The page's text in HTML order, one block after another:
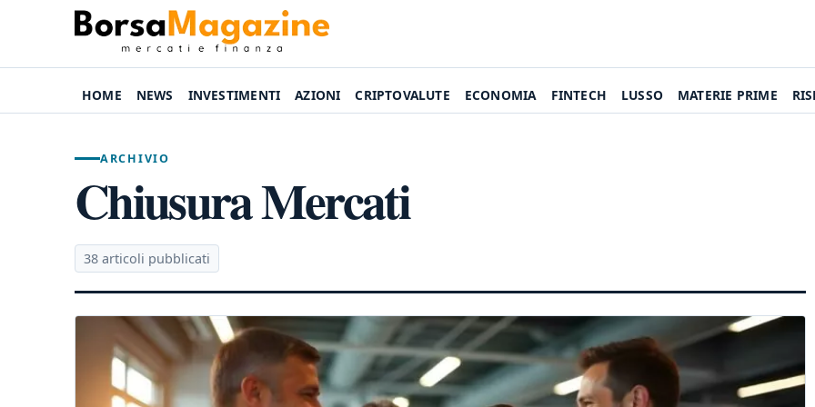
HOME NEWS INVESTIMENTI AZIONI CRIPTOVALUTE ECONOMIA FINTECH LUSSO MATERIE PRIME
ARCHIVIO
Chiusura Mercati
38 articoli pubblicati